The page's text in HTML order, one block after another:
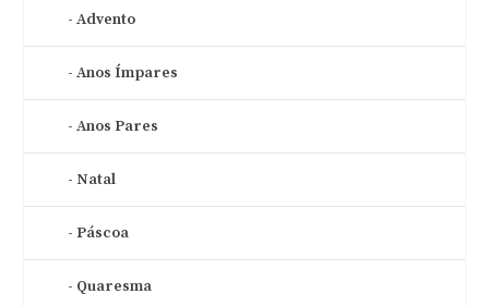
Advento
Anos Ímpares
Anos Pares
Natal
Páscoa
Quaresma